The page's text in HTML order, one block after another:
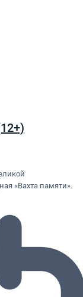
«Вахта памяти».